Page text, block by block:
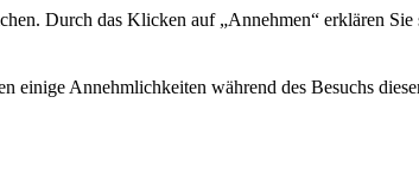
Durch das Klicken auf „Annehmen“ erklären Sie
Annehmlichkeiten während des Besuchs